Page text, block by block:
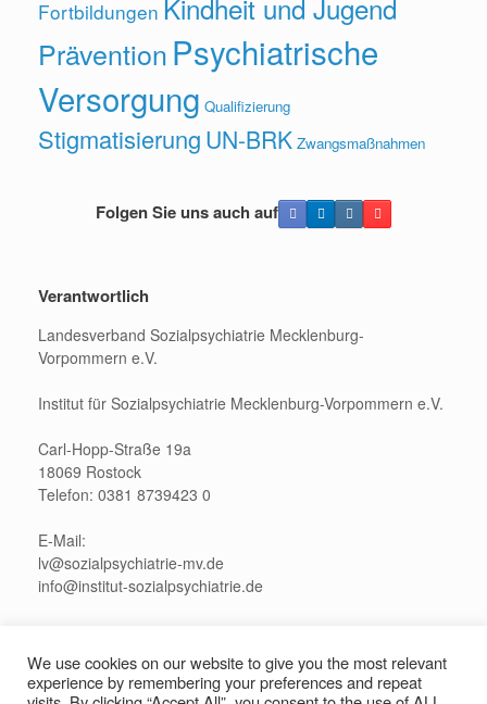
Fortbildungen Kindheit und Jugend
PräventionPsychiatrische
Versorgung Qualifizierung
Stigmatisierung UN-BRK Zwangsmaßnahmen
Folgen Sie uns auch auf
Verantwortlich
Landesverband Sozialpsychiatrie Mecklenburg-
Vorpommern e.V.
Institut für Sozialpsychiatrie Mecklenburg-Vorpommern e.V.
Carl-Hopp-Straße 19a
18069 Rostock
Telefon: 0381 8739423 0
E-Mail:
lv@sozialpsychiatrie-mv.de
info@institut-sozialpsychiatrie.de
presse@sozialpsychiatrie-mv.de
We use cookies on our website to give you the most relevant
experience by remembering your preferences and repeat